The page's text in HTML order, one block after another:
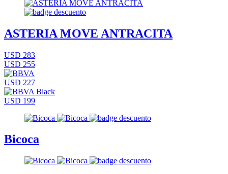
ASTERIA MOVE ANTRACITA
USD 283
USD 255
USD 227
USD 199
Bicoca